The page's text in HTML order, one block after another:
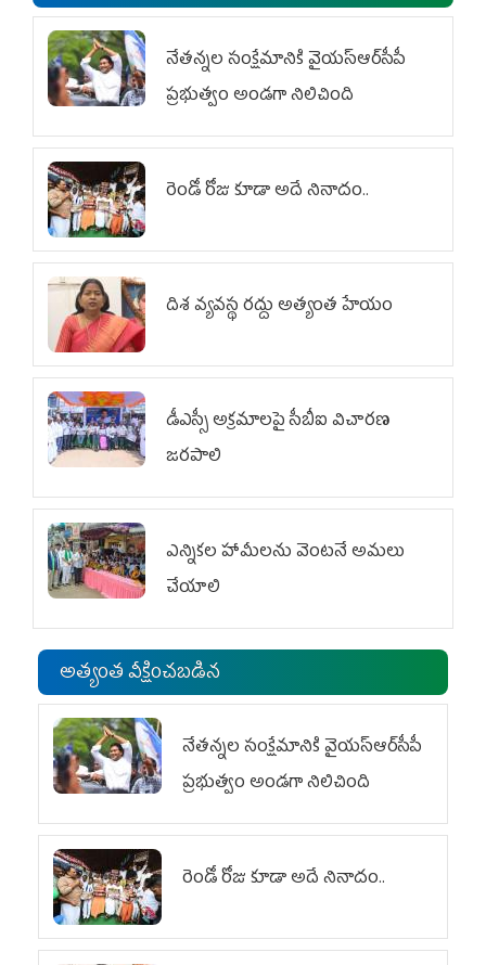
నేతన్నల సంక్షేమానికి వైయ‌స్ఆర్‌సీపీ
ప్రభుత్వం అండగా నిలిచింది
రెండో రోజు కూడా అదే నినాదం..
దిశ వ్యవస్థ రద్దు అత్యంత హేయం
డీఎస్సీ అక్రమాలపై సీబీఐ విచారణ
జరపాలి
ఎన్నికల హామీలను వెంటనే అమలు
చేయాలి
అత్యంత వీక్షించబడిన
నేతన్నల సంక్షేమానికి వైయ‌స్ఆర్‌సీపీ
ప్రభుత్వం అండగా నిలిచింది
రెండో రోజు కూడా అదే నినాదం..